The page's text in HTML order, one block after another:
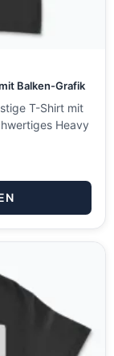
Balken-Grafik
T-Shirt mit
Heavy